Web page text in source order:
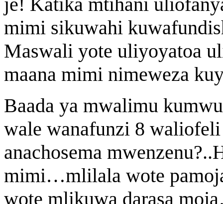
mimi sikuwahi
Maswali yote uliyoyatoa
maana mimi nimeweza
Baada ya mwalimu
wale wanafunzi 8
anachosema
mimi…mlilala wote
wote mlikuwa darasa